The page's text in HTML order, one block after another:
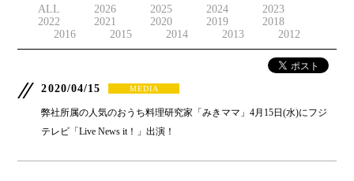
ALL 2026 2025 2024
2023
2022
2021 2020 2019
2018
2016
2015 2014 2013 2012
2020/04/15 MEDIA
弊社所属の人気のおうち料理研究家「みきママ」4月15日(水)にフジ
テレビ「Live News it！」出演！